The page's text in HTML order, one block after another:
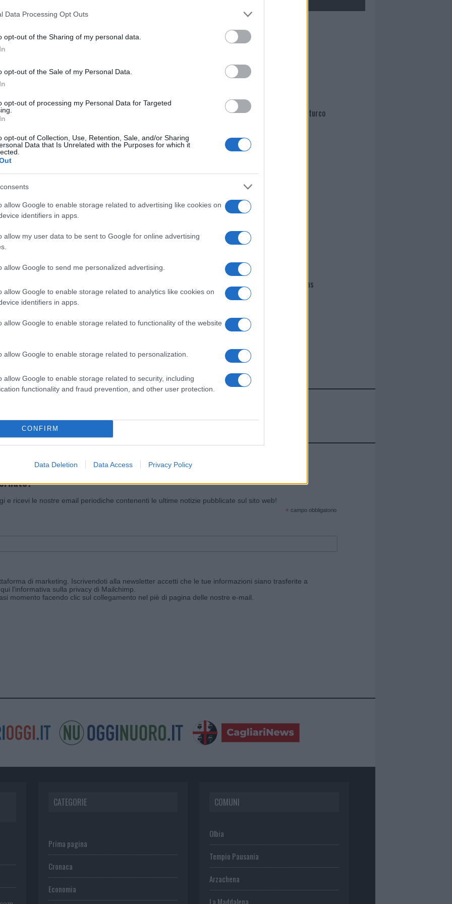
Data Processing Opt Outs
opt-out of the Sharing of my personal data.
opt-out of the Sale of my Personal Data.
opt-out of processing my Personal Data for Targeted
opt-out of Collection, Use, Retention, Sale, and/or Sharing
Data that Is Unrelated with the Purposes for which it
allow Google to enable storage related to advertising like cookies on
identifiers in apps.
allow my user data to be sent to Google for online advertising
allow Google to send me personalized advertising.
allow Google to enable storage related to analytics like cookies on
identifiers in apps.
allow Google to enable storage related to functionality of the website
allow Google to enable storage related to personalization.
allow Google to enable storage related to security, including
functionality and fraud prevention, and other user protection.
CONFIRM
Data Deletion Data Access Privacy Policy
nella sezione
Sardegna Fedez Tampone Fedez Ferragni
i tuoi video e le tue foto
+39 345 356 7512
di GalluraOggi.it
news da
Prossimo articolo
Mario Malu
Paolo Pinna
Martina Agostina Diturco
I nostri cari
I nostri cari
Giovannimaria Cabras
e ricevi le nostre email periodiche contenenti le ultime notizie pubblicate sul sito web!
* campo obbligatorio
di marketing. Iscrivendoti alla newsletter accetti che le tue informazioni siano trasferite a
l'informativa sulla privacy di Mailchimp
momento facendo clic sul collegamento nel piè di pagina delle nostre e-mail.
CATEGORIE
Prima pagina
Cronaca
Economia
COMUNI
Olbia
Tempio Pausania
Arzachena
La Maddalena